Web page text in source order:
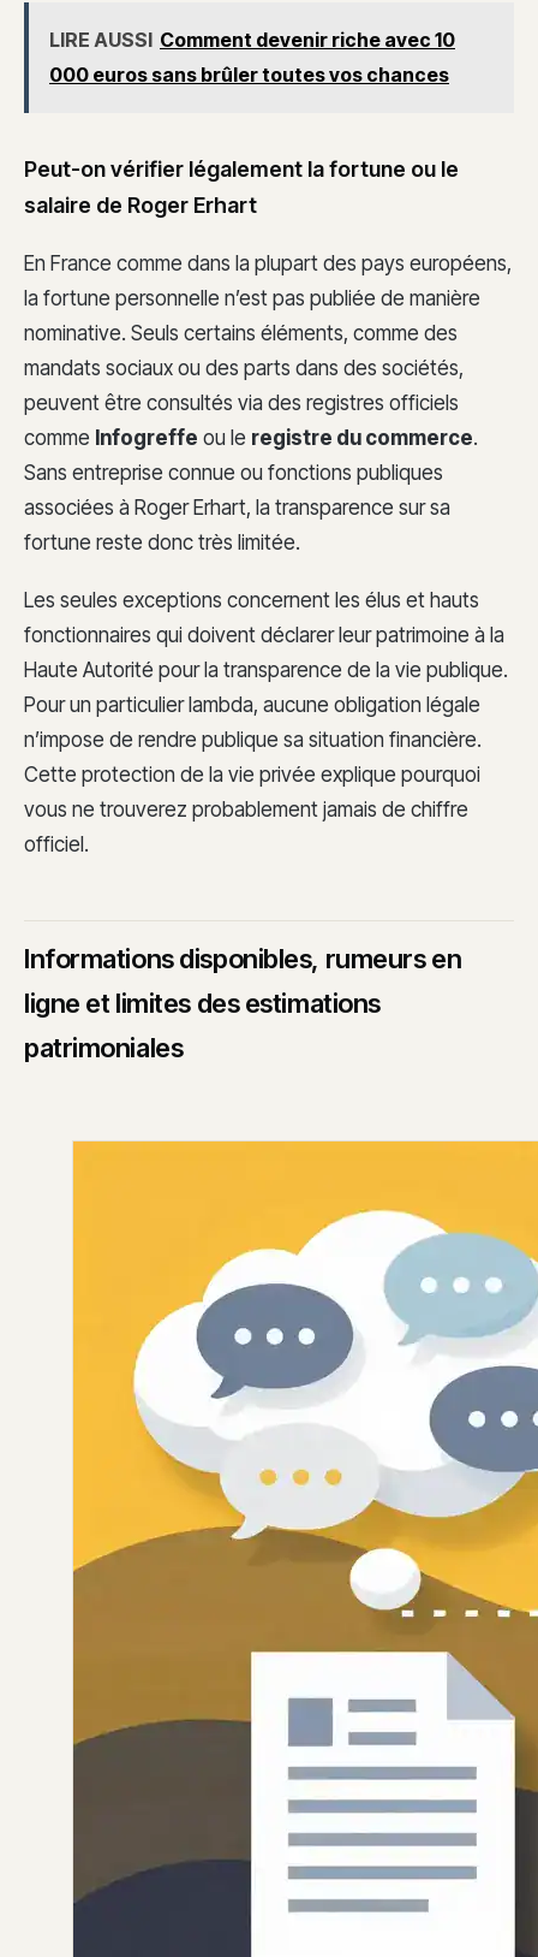
LIRE AUSSI Comment devenir riche avec 10
000 euros sans brûler toutes vos chances
Peut-on vérifier légalement la fortune ou le
salaire de Roger Erhart
En France comme dans la plupart des pays européens,
la fortune personnelle n’est pas publiée de manière
nominative. Seuls certains éléments, comme des
mandats sociaux ou des parts dans des sociétés,
peuvent être consultés via des registres officiels
comme Infogreffe ou le registre du commerce.
Sans entreprise connue ou fonctions publiques
associées à Roger Erhart, la transparence sur sa
fortune reste donc très limitée.
Les seules exceptions concernent les élus et hauts
fonctionnaires qui doivent déclarer leur patrimoine à la
Haute Autorité pour la transparence de la vie publique.
Pour un particulier lambda, aucune obligation légale
n’impose de rendre publique sa situation financière.
Cette protection de la vie privée explique pourquoi
vous ne trouverez probablement jamais de chiffre
officiel.
Informations disponibles, rumeurs en
ligne et limites des estimations
patrimoniales